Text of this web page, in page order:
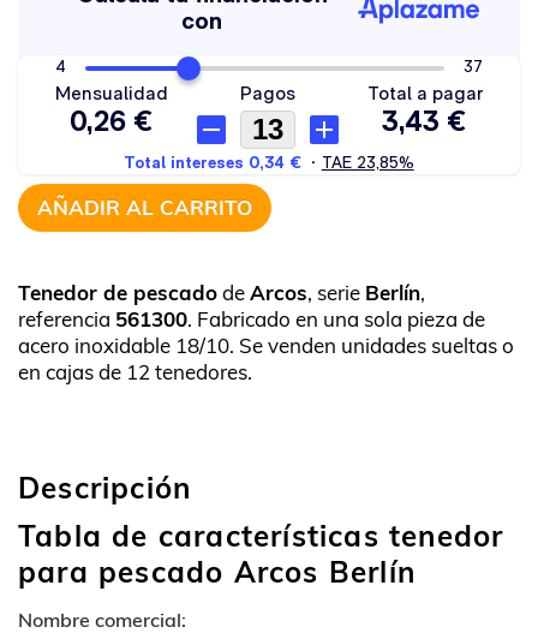
AÑADIR AL CARRITO
Tenedor de pescadodeArcos, serie Berlín,
referencia 561300. Fabricado en una sola pieza de
acero inoxidable 18/10. Se venden unidades sueltas o
en cajas de 12 tenedores.
Descripción
Tabla de características tenedor
para pescado Arcos Berlín
Nombre comercial: